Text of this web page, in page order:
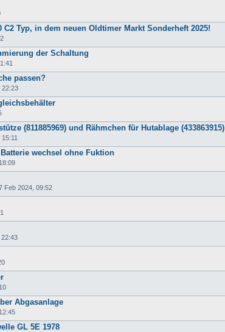
C2 Typ, in dem neuen Oldtimer Markt Sonderheft 2025!
der Schaltung
passen?
22:23
(811885969) und Rähmchen für Hutablage (433863915)
wechsel ohne Fuktion
Feb 2024, 09:52
22:43
Abgasanlage
GL 5E 1978